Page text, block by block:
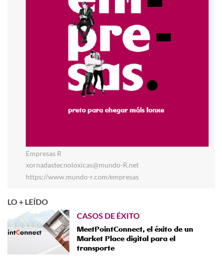
Empresas R
xornadastecnoloxicas@mundo-R.net
https://www.mundo-r.com/empresas
LO + LEÍDO
CASOS DE ÉXITO
MeetPointConnect, el éxito de un
Market Place digital para el
transporte